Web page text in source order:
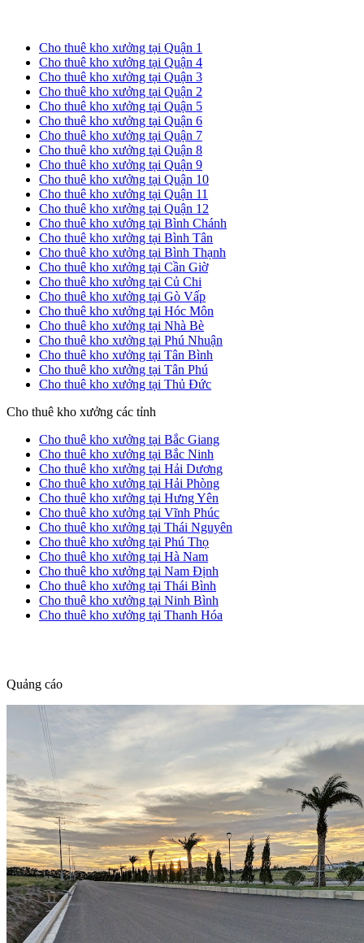
Cho thuê kho xưởng tại Quận 1
Cho thuê kho xưởng tại Quận 4
Cho thuê kho xưởng tại Quận 3
Cho thuê kho xưởng tại Quận 2
Cho thuê kho xưởng tại Quận 5
Cho thuê kho xưởng tại Quận 6
Cho thuê kho xưởng tại Quận 7
Cho thuê kho xưởng tại Quận 8
Cho thuê kho xưởng tại Quận 9
Cho thuê kho xưởng tại Quận 10
Cho thuê kho xưởng tại Quận 11
Cho thuê kho xưởng tại Quận 12
Cho thuê kho xưởng tại Bình Chánh
Cho thuê kho xưởng tại Bình Tân
Cho thuê kho xưởng tại Bình Thạnh
Cho thuê kho xưởng tại Cần Giờ
Cho thuê kho xưởng tại Củ Chi
Cho thuê kho xưởng tại Gò Vấp
Cho thuê kho xưởng tại Hóc Môn
Cho thuê kho xưởng tại Nhà Bè
Cho thuê kho xưởng tại Phú Nhuận
Cho thuê kho xưởng tại Tân Bình
Cho thuê kho xưởng tại Tân Phú
Cho thuê kho xưởng tại Thủ Đức
Cho thuê kho xưởng các tỉnh
Cho thuê kho xưởng tại Bắc Giang
Cho thuê kho xưởng tại Bắc Ninh
Cho thuê kho xưởng tại Hải Dương
Cho thuê kho xưởng tại Hải Phòng
Cho thuê kho xưởng tại Hưng Yên
Cho thuê kho xưởng tại Vĩnh Phúc
Cho thuê kho xưởng tại Thái Nguyên
Cho thuê kho xưởng tại Phú Thọ
Cho thuê kho xưởng tại Hà Nam
Cho thuê kho xưởng tại Nam Định
Cho thuê kho xưởng tại Thái Bình
Cho thuê kho xưởng tại Ninh Bình
Cho thuê kho xưởng tại Thanh Hóa
Quảng cáo